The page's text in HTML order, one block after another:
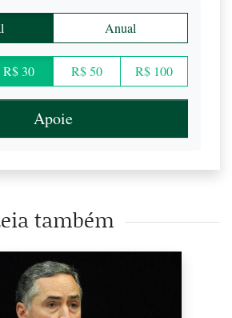
Anual
R$ 30 R$ 50 R$ 100
Apoie
também